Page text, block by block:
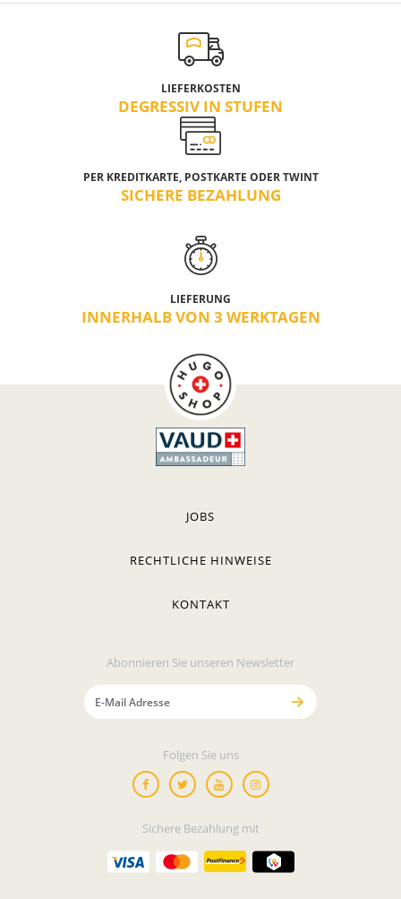
LIEFERKOSTEN
DEGRESSIV IN STUFEN
PER KREDITKARTE, POSTKARTE ODER TWINT
SICHERE BEZAHLUNG
LIEFERUNG
INNERHALB VON 3 WERKTAGEN
JOBS
RECHTLICHE HINWEISE
KONTAKT
Abonnieren Sie unseren Newsletter
Folgen Sie uns
Sichere Bezahlung mit